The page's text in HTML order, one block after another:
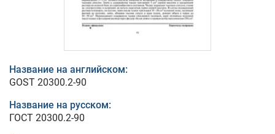
Название на английском:
GOST 20300.2-90
Название на русском:
ГОСТ 20300.2-90